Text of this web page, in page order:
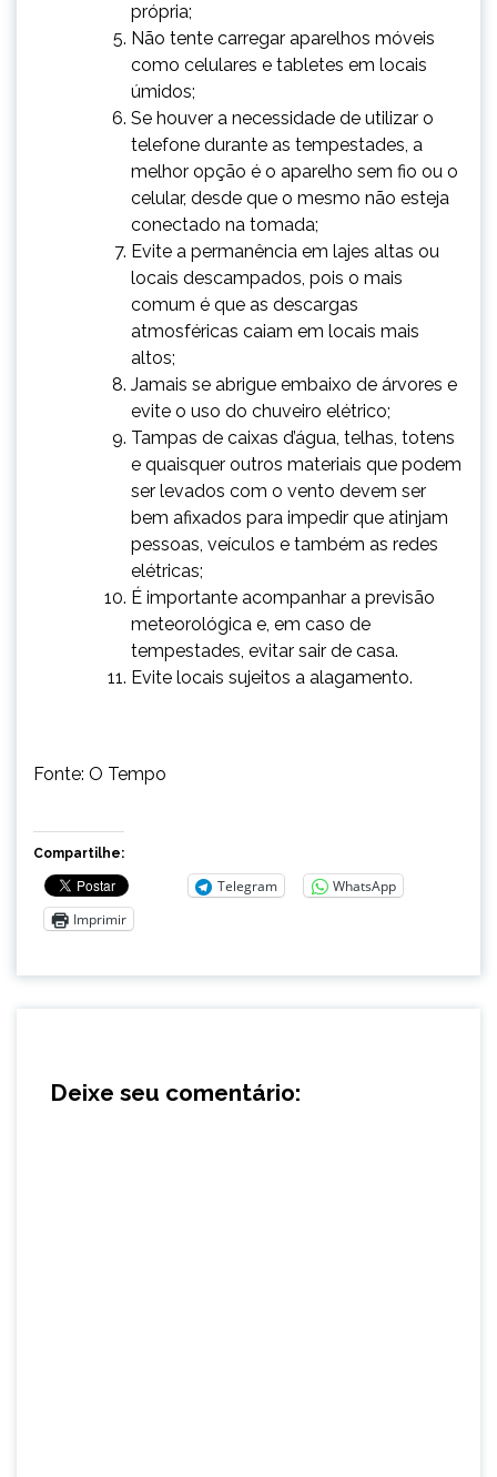
própria;
Não tente carregar aparelhos móveis
como celulares e tabletes em locais
úmidos;
Se houver a necessidade de utilizar o
telefone durante as tempestades, a
melhor opção é o aparelho sem fio ou o
celular, desde que o mesmo não esteja
conectado na tomada;
Evite a permanência em lajes altas ou
locais descampados, ​pois o mais
comum é que as descargas
atmosféricas caiam em locais mais
altos;
Jamais se abrigue embaixo de árvores e
evite o uso do chuveiro elétrico;
Tampas de caixas d’água, telhas, totens
e quaisquer outros materiais que podem
ser levados com o vento devem ser
bem afixados para impedir que atinjam
pessoas, veículos e também as redes
elétricas;
É importante acompanhar a previsão
meteorológica e, em caso de
tempestades, evitar sair de casa.
Evite locais sujeitos a alagamento.
Fonte: O Tempo
Compartilhe:
Telegram
WhatsApp
Imprimir
Deixe seu comentário: